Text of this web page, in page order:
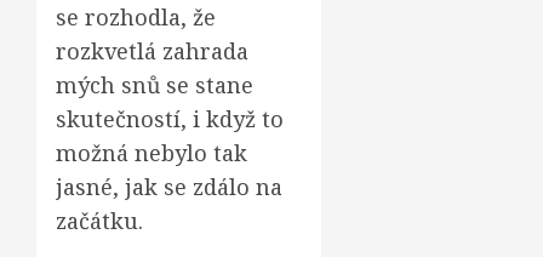
se rozhodla, že
rozkvetlá zahrada
mých snů se stane
skutečností, i když to
možná nebylo tak
jasné, jak se zdálo na
začátku.